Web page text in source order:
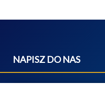
NAPISZ DO NAS